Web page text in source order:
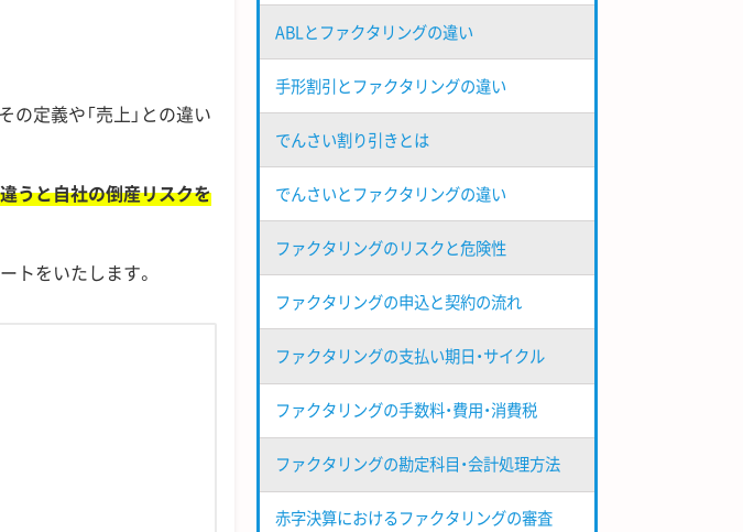
その定義や「売上」との違い
うと自社の倒産リスクを
トをいたします。
ABLとファクタリングの違い
手形割引とファクタリングの違い
でんさい割り引きとは
でんさいとファクタリングの違い
ファクタリングのリスクと危険性
ファクタリングの申込と契約の流れ
ファクタリングの支払い期日・サイクル
ファクタリングの手数料・費用・消費税
ファクタリングの勘定科目・会計処理方法
赤字決算におけるファクタリングの審査